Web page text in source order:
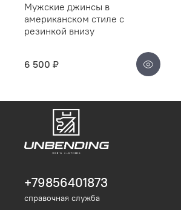
Мужские джинсы в
американском стиле с
резинкой внизу
6 500 ₽
+79856401873
справочная служба